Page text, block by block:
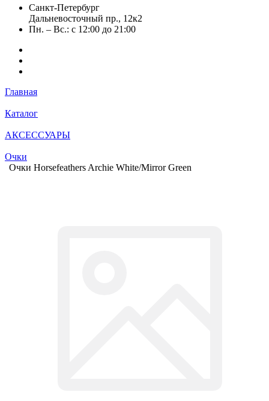
Санкт-Петербург
Дальневосточный пр., 12к2
Пн. – Вс.: с 12:00 до 21:00
Главная
Каталог
АКСЕССУАРЫ
Очки
Очки Horsefeathers Archie White/Mirror Green